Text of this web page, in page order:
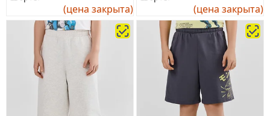
(цена закрыта) (цена закрыта)